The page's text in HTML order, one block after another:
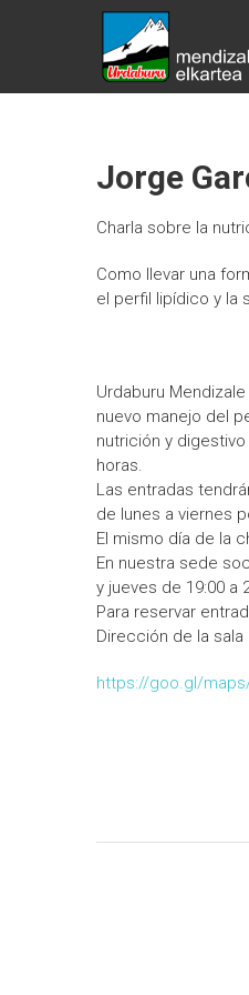
URDABURU
Grupo
Jorge
Charla sobre la
Como llevar una
el perfil lipídico y la
Urdaburu
nuevo manejo del
nutrición y
horas.
Las entradas
de lunes a viernes
El mismo día de la
En nuestra sede
y jueves de 19:00 a
Para reservar
Dirección de la sala
https://goo.gl/maps/